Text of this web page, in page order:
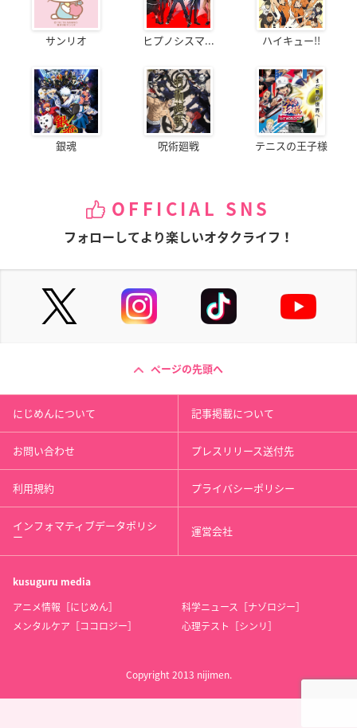
サンリオ ヒプノシスマ... ハイキュー!!
銀魂 呪術廻戦 テニスの王子様
OFFICIAL SNS
フォローしてより楽しいオタクライフ！
ページの先頭へ
にじめんについて 記事掲載について
お問い合わせ プレスリリース送付先
利用規約 プライバシーポリシー
インフォマティブデータポリシ
ー 運営会社
kusuguru media
アニメ情報［にじめん］
科学ニュース［ナゾロジー］
メンタルケア［ココロジー］
心理テスト［シンリ］
Copyright 2013 nijimen.